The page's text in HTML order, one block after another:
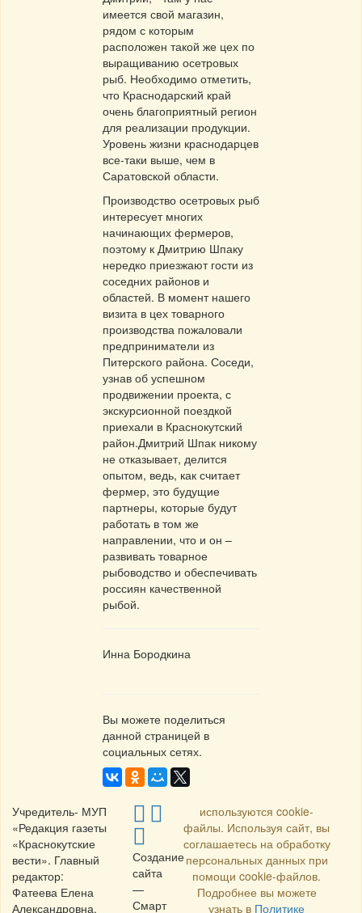
имеется свой магазин,
рядом с которым
расположен такой же цех по
выращиванию осетровых
рыб. Необходимо отметить,
что Краснодарский край
очень благоприятный регион
для реализации продукции.
Уровень жизни краснодарцев
все-таки выше, чем в
Саратовской области.
Производство осетровых рыб
интересует многих
начинающих фермеров,
поэтому к Дмитрию Шпаку
нередко приезжают гости из
соседних районов и
областей. В момент нашего
визита в цех товарного
производства пожаловали
предприниматели из
Питерского района. Соседи,
узнав об успешном
продвижении проекта, с
экскурсионной поездкой
приехали в Краснокутский
район.Дмитрий Шпак никому
не отказывает, делится
опытом, ведь, как считает
фермер, это будущие
партнеры, которые будут
работать в том же
направлении, что и он –
развивать товарное
рыбоводство и обеспечивать
россиян качественной
рыбой.
Инна Бородкина
Вы можете поделиться
данной страницей в
социальных сетях.
Учредитель- МУП
«Редакция газеты
«Краснокутские
вести». Главный
редактор:
Фатеева Елена
Александровна.
Создание
сайта
—
Смарт
используются cookie-
файлы. Используя сайт, вы
соглашаетесь на обработку
персональных данных при
помощи cookie-файлов.
Подробнее вы можете
узнать в Политике